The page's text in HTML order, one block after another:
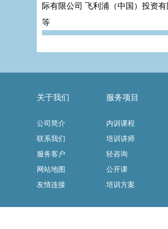
际有限公司 飞利浦（中国）投资
等
关于我们
公司简介
联系我们
服务客户
网站地图
友情连接
服务项目
内训课程
培训讲师
轻咨询
公开课
培训方案